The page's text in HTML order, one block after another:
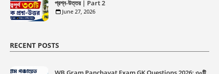
প্রশ্ন-উত্তর | Part 2
June 27, 2026
RECENT POSTS